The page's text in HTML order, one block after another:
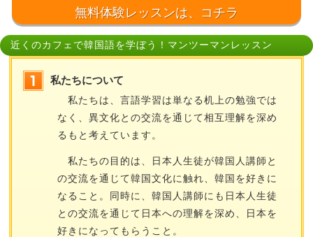
無料体験レッスンは、コチラ
近くのカフェで韓国語を学ぼう！マンツーマンレッスン
私たちについて
私たちは、言語学習は単なる机上の勉強では
なく、異文化との交流を通じて相互理解を深め
るもと考えています。
私たちの目的は、日本人生徒が韓国人講師と
の交流を通じて韓国文化に触れ、韓国を好きに
なること。同時に、韓国人講師にも日本人生徒
との交流を通じて日本への理解を深め、日本を
好きになってもらうこと。